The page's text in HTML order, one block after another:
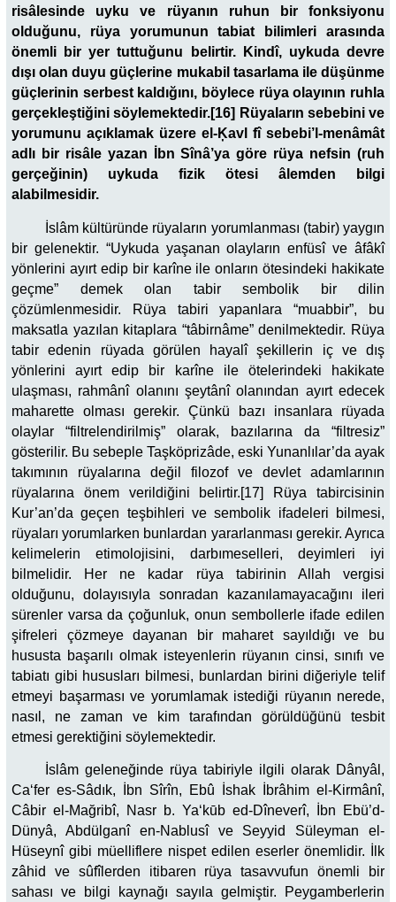
risâlesinde uyku ve rüyanın ruhun bir fonksiyonu
olduğunu, rüya yorumunun tabiat bilimleri arasında
önemli bir yer tuttuğunu belirtir. Kindî, uykuda devre
dışı olan duyu güçlerine mukabil tasarlama ile düşünme
güçlerinin serbest kaldığını, böylece rüya olayının ruhla
gerçekleştiğini söylemektedir.[16] Rüyaların sebebini ve
yorumunu açıklamak üzere el-Ķavl fî sebebi’l-menâmât
adlı bir risâle yazan İbn Sînâ’ya göre rüya nefsin (ruh
gerçeğinin) uykuda fizik ötesi âlemden bilgi
alabilmesidir.
İslâm kültüründe rüyaların yorumlanması (tabir) yaygın
bir gelenektir. “Uykuda yaşanan olayların enfüsî ve âfâkî
yönlerini ayırt edip bir karîne ile onların ötesindeki hakikate
geçme” demek olan tabir sembolik bir dilin
çözümlenmesidir. Rüya tabiri yapanlara “muabbir”, bu
maksatla yazılan kitaplara “tâbirnâme” denilmektedir. Rüya
tabir edenin rüyada görülen hayalî şekillerin iç ve dış
yönlerini ayırt edip bir karîne ile ötelerindeki hakikate
ulaşması, rahmânî olanını şeytânî olanından ayırt edecek
maharette olması gerekir. Çünkü bazı insanlara rüyada
olaylar “filtrelendirilmiş” olarak, bazılarına da “filtresiz”
gösterilir. Bu sebeple Taşköprizâde, eski Yunanlılar’da ayak
takımının rüyalarına değil filozof ve devlet adamlarının
rüyalarına önem verildiğini belirtir.[17] Rüya tabircisinin
Kur’an’da geçen teşbihleri ve sembolik ifadeleri bilmesi,
rüyaları yorumlarken bunlardan yararlanması gerekir. Ayrıca
kelimelerin etimolojisini, darbımeselleri, deyimleri iyi
bilmelidir. Her ne kadar rüya tabirinin Allah vergisi
olduğunu, dolayısıyla sonradan kazanılamayacağını ileri
sürenler varsa da çoğunluk, onun sembollerle ifade edilen
şifreleri çözmeye dayanan bir maharet sayıldığı ve bu
hususta başarılı olmak isteyenlerin rüyanın cinsi, sınıfı ve
tabiatı gibi hususları bilmesi, bunlardan birini diğeriyle telif
etmeyi başarması ve yorumlamak istediği rüyanın nerede,
nasıl, ne zaman ve kim tarafından görüldüğünü tesbit
etmesi gerektiğini söylemektedir.
İslâm geleneğinde rüya tabiriyle ilgili olarak Dânyâl,
Ca‘fer es-Sâdık, İbn Sîrîn, Ebû İshak İbrâhim el-Kirmânî,
Câbir el-Mağribî, Nasr b. Ya‘kūb ed-Dîneverî, İbn Ebü’d-
Dünyâ, Abdülganî en-Nablusî ve Seyyid Süleyman el-
Hüseynî gibi müelliflere nispet edilen eserler önemlidir. İlk
zâhid ve sûfîlerden itibaren rüya tasavvufun önemli bir
sahası ve bilgi kaynağı sayıla gelmiştir. Peygamberlerin